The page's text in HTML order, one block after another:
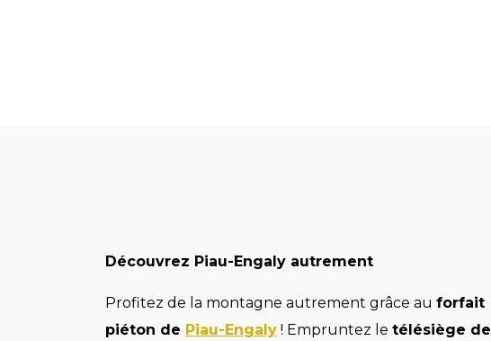
Découvrez Piau-Engaly autrement
Profitez de la montagne autrement grâce au forfait
piéton de Piau-Engaly ! Empruntez le télésiège de